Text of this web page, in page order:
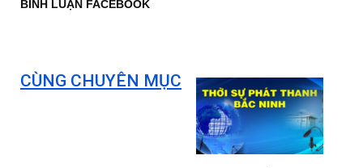
BÌNH LUẬN FACEBOOK
CÙNG CHUYÊN MỤC